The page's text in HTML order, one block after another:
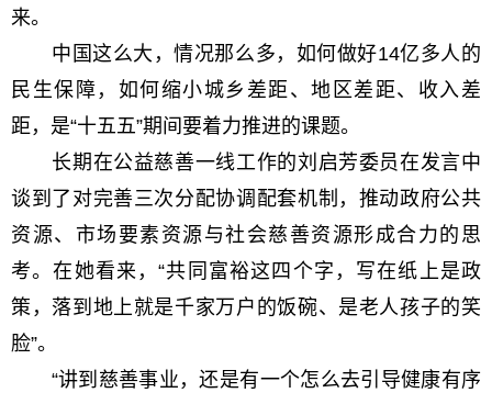
来。
中国这么大，情况那么多，如何做好14亿多人的
民生保障，如何缩小城乡差距、地区差距、收入差
距，是“十五五”期间要着力推进的课题。
长期在公益慈善一线工作的刘启芳委员在发言中
谈到了对完善三次分配协调配套机制，推动政府公共
资源、市场要素资源与社会慈善资源形成合力的思
考。在她看来，“共同富裕这四个字，写在纸上是政
策，落到地上就是千家万户的饭碗、是老人孩子的笑
脸”。
“讲到慈善事业，还是有一个怎么去引导健康有序